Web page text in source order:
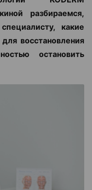
разбираемся,
какие
восстановления
остановить